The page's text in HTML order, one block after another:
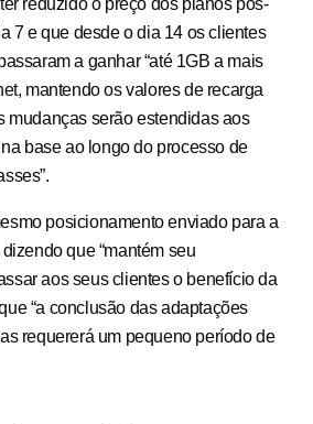
reduzido o preço dos planos pós-
7 e que desde o dia 14 os clientes
a ganhar “até 1GB a mais
mantendo os valores de recarga
mudanças serão estendidas aos
base ao longo do processo de
posicionamento enviado para a
que “mantém seu
aos seus clientes o benefício da
“a conclusão das adaptações
requererá um pequeno período de